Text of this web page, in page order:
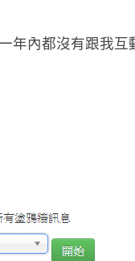
年內都沒有跟我互